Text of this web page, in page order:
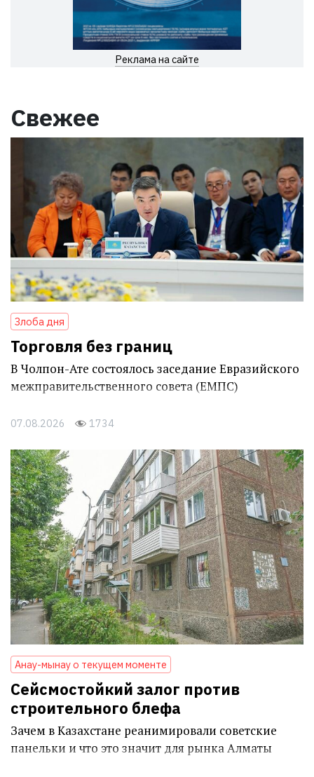
Реклама на сайте
Свежее
Злоба дня
Торговля без границ
В Чолпон-Ате состоялось заседание Евразийского
межправительственного совета (ЕМПС)
07.08.2026 1734
Анау-мынау о текущем моменте
Сейсмостойкий залог против
строительного блефа
Зачем в Казахстане реанимировали советские
панельки и что это значит для рынка Алматы